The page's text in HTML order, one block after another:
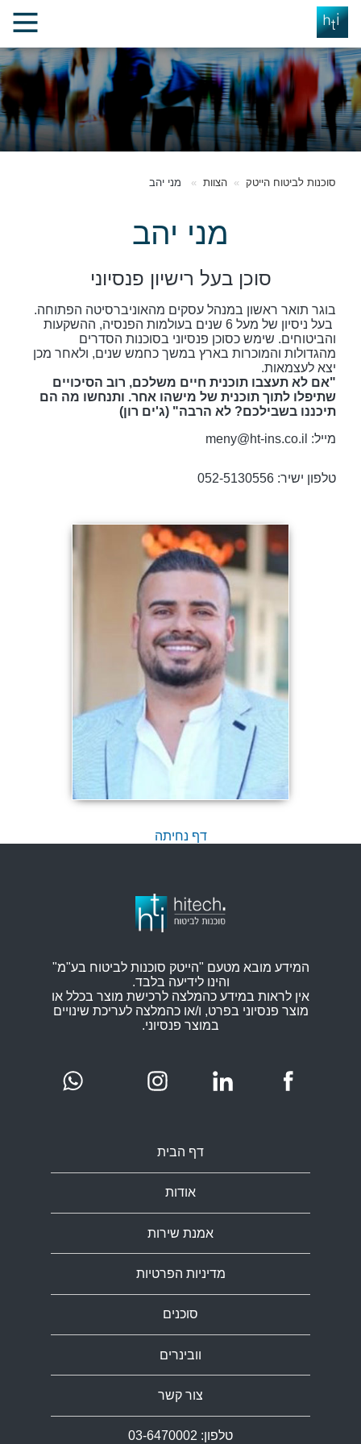
סוכנות לביטוח הייטק הצוות מני יהב
מני יהב
סוכן בעל רישיון פנסיוני
בוגר תואר ראשון במנהל עסקים מהאוניברסיטה הפתוחה.
בעל ניסיון של מעל 6 שנים בעולמות הפנסיה, ההשקעות
והביטוחים. שימש כסוכן פנסיוני בסוכנות הסדרים
מהגדולות והמוכרות בארץ במשך כחמש שנים, ולאחר מכן
יצא לעצמאות.
"אם לא תעצבו תוכנית חיים משלכם, רוב הסיכויים
שתיפלו לתוך תוכנית של מישהו אחר. ותנחשו מה הם
תיכננו בשבילכם? לא הרבה" (ג'ים רון)
מייל: meny@ht-ins.co.il
טלפון ישיר: 052-5130556
דף נחיתה
המידע מובא מטעם "הייטק סוכנות לביטוח בע"מ"
והינו לידיעה בלבד.
אין לראות במידע כהמלצה לרכישת מוצר בכלל או
מוצר פנסיוני בפרט, ו/או כהמלצה לעריכת שינויים
במוצר פנסיוני.
דף הבית
אודות
אמנת שירות
מדיניות הפרטיות
סוכנים
וובינרים
צור קשר
טלפון: 03-6470002